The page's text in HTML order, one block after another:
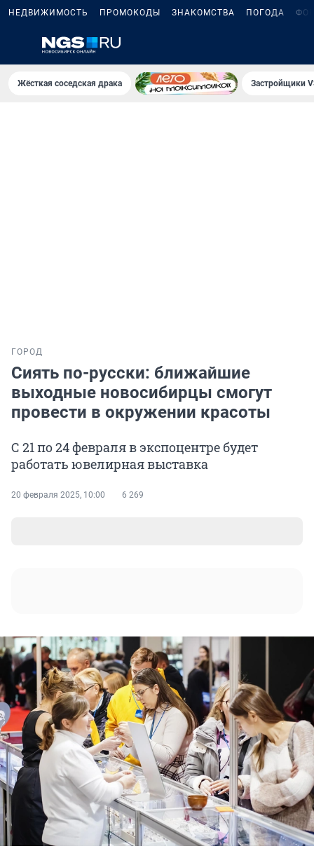
НЕДВИЖИМОСТЬ ПРОМОКОДЫ ЗНАКОМСТВА ПОГОДА
Жёсткая соседская драка Застройщики
ГОРОД
Сиять по-русски: ближайшие
выходные новосибирцы смогут
провести в окружении красоты
С 21 по 24 февраля в экспоцентре будет
работать ювелирная выставка
20 февраля 2025, 10:00 6 269